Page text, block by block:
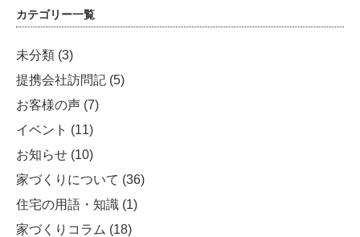
カテゴリー一覧
未分類 (3)
提携会社訪問記 (5)
お客様の声 (7)
イベント (11)
お知らせ (10)
家づくりについて (36)
住宅の用語・知識 (1)
家づくりコラム (18)